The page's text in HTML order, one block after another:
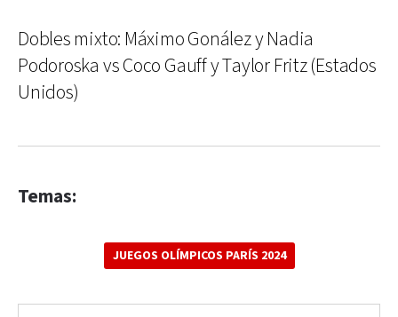
Dobles mixto: Máximo Gonález y Nadia
Podoroska vs Coco Gauff y Taylor Fritz (Estados
Unidos)
Temas:
JUEGOS OLÍMPICOS PARÍS 2024